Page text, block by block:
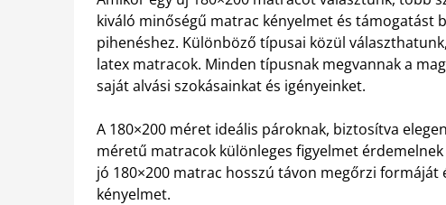
kiváló minőségű matrac kényelmet és támogatást
pihenéshez. Különböző típusai közül
latex matracok. Minden típusnak megvannak a
saját alvási szokásainkat és igényeinket.
A 180×200 méret ideális pároknak, biztosítva
méretű matracok különleges figyelmet
jó 180×200 matrac hosszú távon megőrzi
kényelmet.